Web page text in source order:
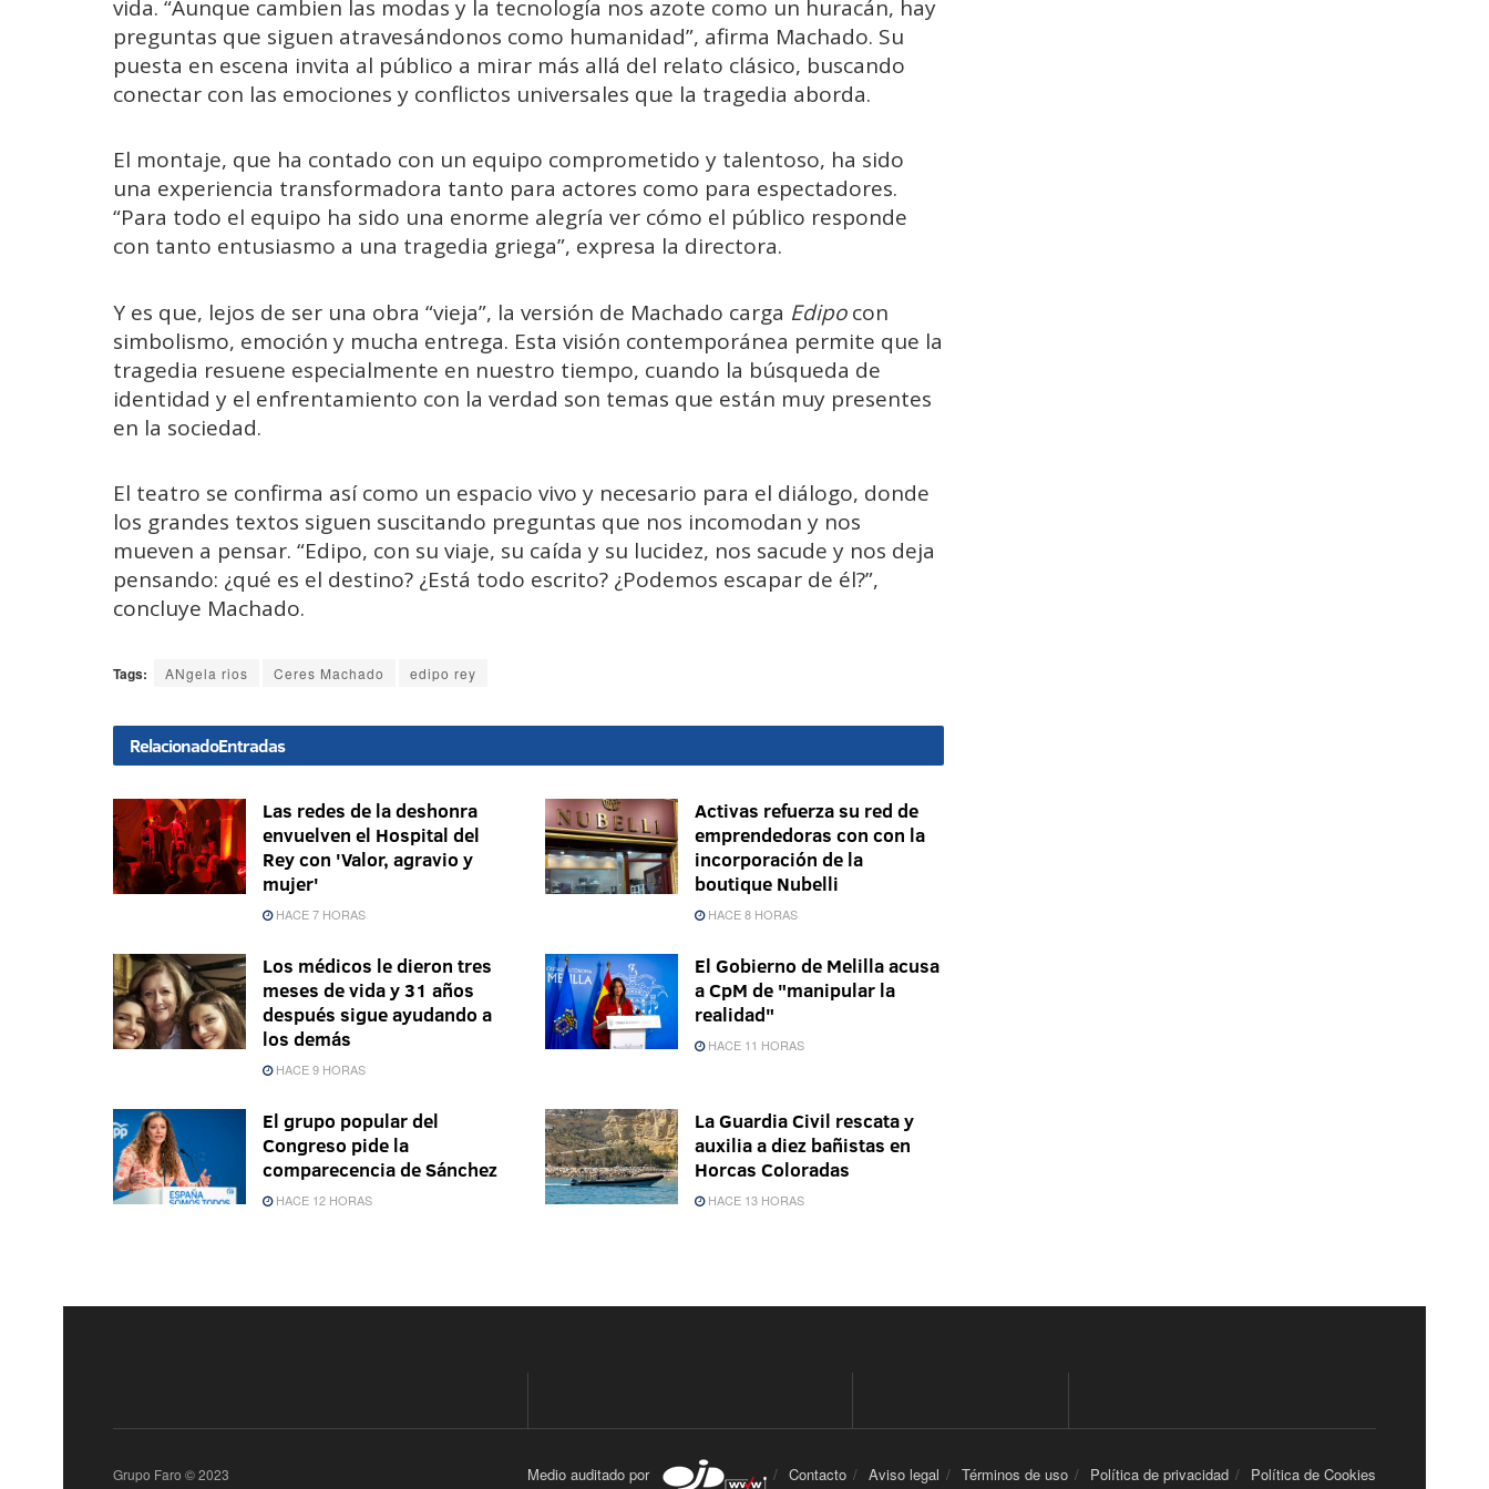
vida. “Aunque cambien las modas y la tecnología nos azote como un huracán, hay
preguntas que siguen atravesándonos como humanidad”, afirma Machado. Su
puesta en escena invita al público a mirar más allá del relato clásico, buscando
conectar con las emociones y conflictos universales que la tragedia aborda.
El montaje, que ha contado con un equipo comprometido y talentoso, ha sido
una experiencia transformadora tanto para actores como para espectadores.
“Para todo el equipo ha sido una enorme alegría ver cómo el público responde
con tanto entusiasmo a una tragedia griega”, expresa la directora.
Y es que, lejos de ser una obra “vieja”, la versión de Machado carga Edipocon
simbolismo, emoción y mucha entrega. Esta visión contemporánea permite que la
tragedia resuene especialmente en nuestro tiempo, cuando la búsqueda de
identidad y el enfrentamiento con la verdad son temas que están muy presentes
en la sociedad.
El teatro se confirma así como un espacio vivo y necesario para el diálogo, donde
los grandes textos siguen suscitando preguntas que nos incomodan y nos
mueven a pensar. “Edipo, con su viaje, su caída y su lucidez, nos sacude y nos deja
pensando: ¿qué es el destino? ¿Está todo escrito? ¿Podemos escapar de él?”,
concluye Machado.
Tags: ANgela rios Ceres Machado edipo rey
RelacionadoEntradas
Las redes de la deshonra
envuelven el Hospital del
Rey con 'Valor, agravio y
mujer'
HACE 7 HORAS
Activas refuerza su red de
emprendedoras con con la
incorporación de la
boutique Nubelli
HACE 8 HORAS
Los médicos le dieron tres
meses de vida y 31 años
después sigue ayudando a
los demás
HACE 9 HORAS
El Gobierno de Melilla acusa
a CpM de "manipular la
realidad"
HACE 11 HORAS
El grupo popular del
Congreso pide la
comparecencia de Sánchez
HACE 12 HORAS
La Guardia Civil rescata y
auxilia a diez bañistas en
Horcas Coloradas
HACE 13 HORAS
Medio auditado por Contacto Aviso legal Términos de uso Política de privacidad Política de Cookies
Grupo Faro © 2023